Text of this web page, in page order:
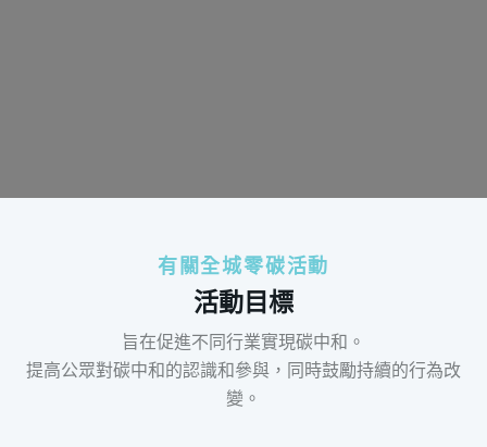
有關全城零碳活動
活動目標
旨在促進不同行業實現碳中和。
提高公眾對碳中和的認識和參與，同時鼓勵持續的行為改
變。